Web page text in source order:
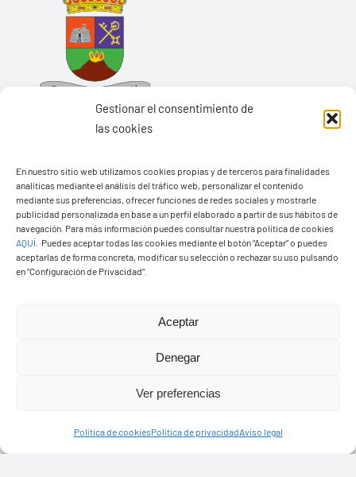
Gestionar el consentimiento de
las cookies
En nuestro sitio web utilizamos cookies propias y de terceros para finalidades
analíticas mediante el análisis del tráfico web, personalizar el contenido
mediante sus preferencias, ofrecer funciones de redes sociales y mostrarle
publicidad personalizada en base a un perfil elaborado a partir de sus hábitos de
navegación. Para más información puedes consultar nuestra política de cookies
AQUÍ
Puedes aceptar todas las cookies mediante el botón “Aceptar” o puedes
aceptarlas de forma concreta, modificar su selección o rechazar su uso pulsando
en “Configuración de Privacidad”.
Aceptar
Denegar
Ver preferencias
Política de cookiesPolítica de privacidadAviso legal
Ayuntamiento de Yaiza
Pza. de Los Remedios, 1
35570 – Yaiza
Tel:928 83 62 20
© Copyright2026 Ayuntamiento de Yaiza - Todos los